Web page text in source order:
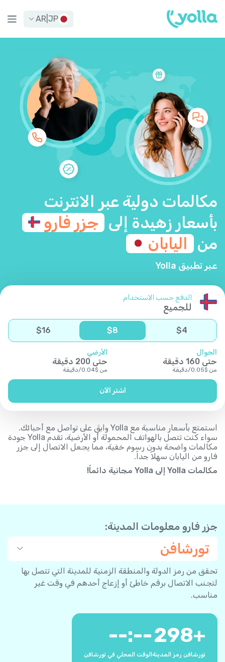
JP
AR
مكالمات دولية عبر الانترنت
بأسعار زهيدة إلى جزر فارو
من
اليابان
عبر تطبيق Yolla
الدفع حسب الاستخدام
للجميع
$4
$8
$16
الجوال
حتى 160 دقيقة
من $
0.05
/دقيقة
الأرضي
حتى 200 دقيقة
من $
0.04
/دقيقة
اشتر الآن
استمتع بأسعار مناسبة مع Yolla وابقَ على تواصل مع أحبائك.
سواء كنت تتصل بالهواتف المحمولة أو الأرضية، تقدم Yolla جودة
مكالمات واضحة بدون رسوم خفية، مما يجعل الاتصال إلى جزر
فارو من اليابان سهلاً جداً.
مكالمات Yolla إلى Yolla مجانية دائماً!
جزر فارو معلومات المدينة:
تورشافن
تحقق من رمز الدولة والمنطقة الزمنية للمدينة التي تتصل بها
لتجنب الاتصال برقم خاطئ أو إزعاج أحدهم في وقت غير
مناسب.
+
298
تورشافن رمز المدينة
--:--
الوقت المحلي في تورشافن